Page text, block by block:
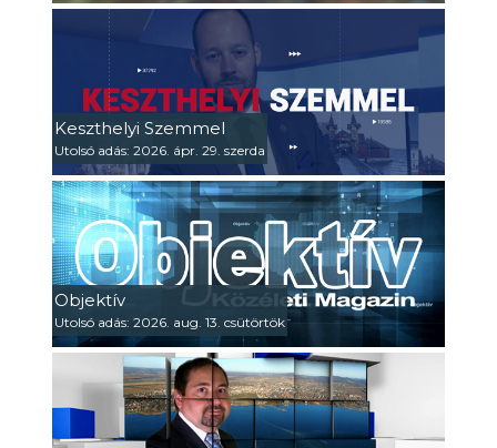
Keszthelyi Szemmel
Utolsó adás: 2026. ápr. 29. szerda
Objektív
Utolsó adás: 2026. aug. 13. csütörtök